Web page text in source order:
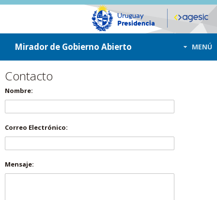
ir a contenido
ir al menú
Mirador de Gobierno Abierto MENÚ
Contacto
Nombre:
Correo Electrónico:
Mensaje: